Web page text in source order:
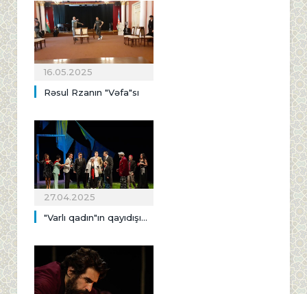
16.05.2025
Rəsul Rzanın "Vəfa"sı
27.04.2025
"Varlı qadın"ın qayıdışı...